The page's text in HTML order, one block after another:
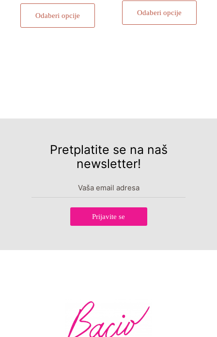
Odaberi opcije Odaberi opcije
Pretplatite se na naš
newsletter!
Prijavite se